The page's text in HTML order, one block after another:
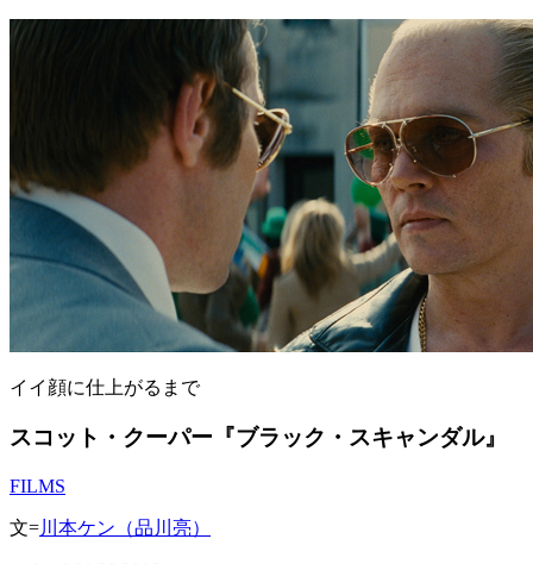
イイ顔に仕上がるまで
スコット・クーパー『ブラック・スキャンダル』
FILMS
文=川本ケン（品川亮）